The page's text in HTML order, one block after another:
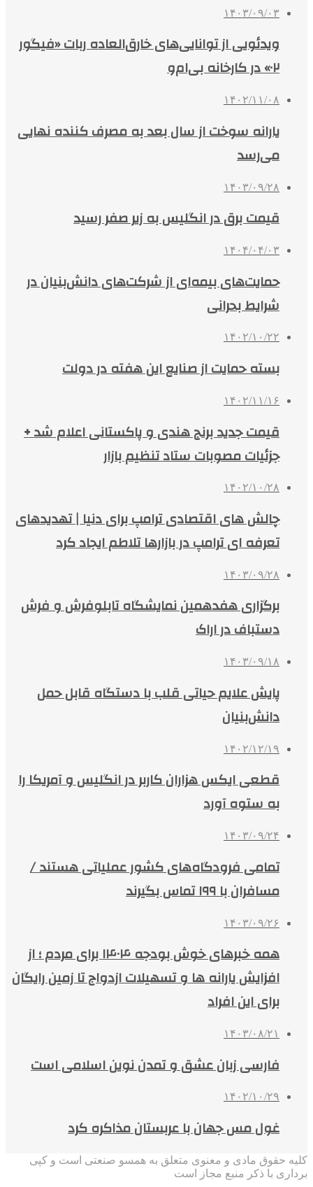
۱۴۰۳/۰۹/۰۳
ویدئویی از توانایی‌های خارق‌العاده ربات «فیگور
۰۲» در کارخانه بی‌ام‌و
۱۴۰۲/۱۱/۰۸
یارانه سوخت از سال بعد به مصرف کننده نهایی
می‌رسد
۱۴۰۳/۰۹/۲۸
قیمت برق در انگلیس به زیر صفر رسید
۱۴۰۴/۰۴/۰۳
حمایت‌های بیمه‌ای از شرکت‌های دانش‌بنیان در
شرایط بحرانی
۱۴۰۲/۱۰/۲۲
بسته حمایت از صنایع این هفته در دولت
۱۴۰۲/۱۱/۱۶
قیمت جدید برنج هندی و پاکستانی اعلام شد +
جزئیات مصوبات ستاد تنظیم بازار
۱۴۰۲/۱۰/۲۸
چالش های اقتصادی ترامپ برای دنیا | تهدیدهای
تعرفه ای ترامپ در بازارها تلاطم ایجاد کرد
۱۴۰۳/۰۹/۲۸
برگزاری هفدهمین نمایشگاه تابلوفرش و فرش
دستباف در اراک
۱۴۰۳/۰۹/۱۸
پایش علایم حیاتی قلب با دستگاه قابل حمل
دانش‌بنیان
۱۴۰۲/۱۲/۱۹
قطعی ایکس هزاران کاربر در انگلیس و آمریکا را
به ستوه آورد
۱۴۰۳/۰۹/۲۴
تمامی فرودگاه‌های کشور عملیاتی هستند /
مسافران با ۱۹۹ تماس بگیرند
۱۴۰۳/۰۹/۲۶
همه خبرهای‌ خوش بودجه ۱۴۰۴ برای مردم ؛ از
افزایش یارانه‌ ها و تسهیلات ازدواج تا زمین رایگان
برای این افراد
۱۴۰۳/۰۸/۲۱
فارسی زبان عشق و تمدن نوین اسلامی است
۱۴۰۲/۱۰/۲۹
غول مس جهان با عربستان مذاکره کرد
کلیه حقوق مادی و معنوی متعلق به همسو صنعتی است و کپی
برداری با ذکر منبع مجاز است